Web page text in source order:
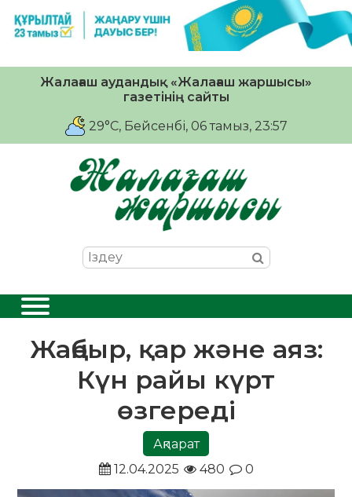
Жалағаш аудандық «Жалағаш жаршысы»
газетінің сайты
29°C, Бейсенбі, 06 тамыз, 23:57
Жаңбыр, қар және аяз:
Күн райы күрт
өзгереді
Ақпарат
12.04.2025
480 0